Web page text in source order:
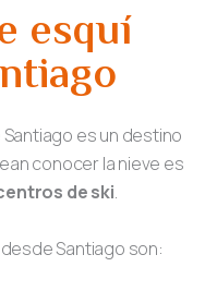
esquí
es un destino
conocer la nieve es
de ski.
Santiago son: